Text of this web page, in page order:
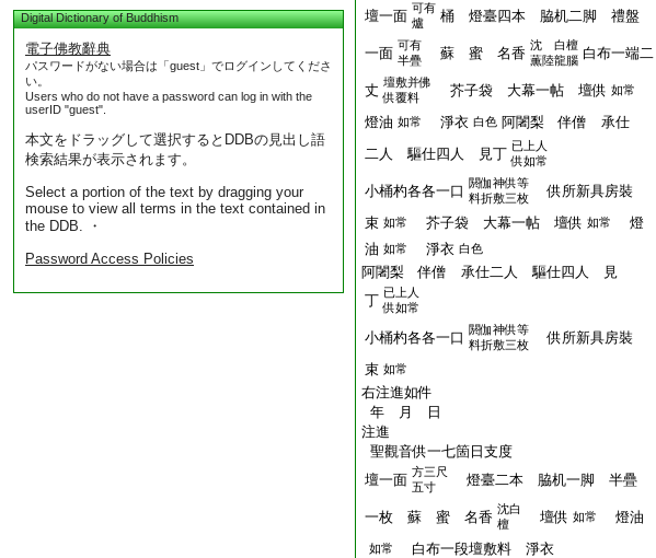
Digital Dictionary of Buddhism
電子佛教辭典
パスワードがない場合は「guest」でログインしてくださ
い。
Users who do not have a password can log in with the
userID "guest".
本文をドラッグして選択するとDDBの見出し語
検索結果が表示されます。
Select a portion of the text by dragging your
mouse to view all terms in the text contained in
the DDB. ・
Password Access Policies
壇一面 可有
爐
桶 燈臺四本 脇机二脚 禮盤
一面 可有
半疊
蘇 蜜 名香 沈 白檀
薫陸龍腦 白布一端二
丈 壇敷并佛
供覆料
芥子袋 大幕一帖 壇供 如常
燈油 如常 淨衣 白色 阿闍梨 伴僧 承仕
二人 驅仕四人 見丁 已上人
供如常
小桶杓各各一口 閼伽神供等
料折敷三枚
供所新具房裝
束 如常 芥子袋 大幕一帖 壇供 如常
燈
油 如常 淨衣 白色
阿闍梨 伴僧 承仕二人 驅仕四人 見
丁 已上人
供如常
小桶杓各各一口 閼伽神供等
料折敷三枚
供所新具房裝
束 如常
右注進如件
年 月 日
注進
聖觀音供一七箇日支度
壇一面 方三尺
五寸
燈臺二本 脇机一脚 半疊
一枚 蘇 蜜 名香 沈白
檀
壇供 如常 燈油
如常 白布一段壇敷料 淨衣